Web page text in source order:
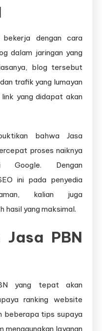
dengan cara
dalam jaringan yang
blog tersebut
trafik yang lumayan
yang didapat akan
bahwa Jasa
proses naiknya
Dengan
ini pada penyedia
kalian juga
hasil yang maksimal.
PBN
yang tepat akan
ranking website
beberapa tips supaya
menggunakan layanan